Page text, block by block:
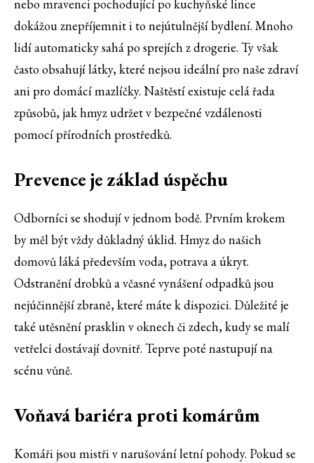
nebo mravenci pochodující po kuchyňské lince
dokážou znepříjemnit i to nejútulnější bydlení. Mnoho
lidí automaticky sahá po sprejích z drogerie. Ty však
často obsahují látky, které nejsou ideální pro naše zdraví
ani pro domácí mazlíčky. Naštěstí existuje celá řada
způsobů, jak hmyz udržet v bezpečné vzdálenosti
pomocí přírodních prostředků.
Prevence je základ úspěchu
Odborníci se shodují v jednom bodě. Prvním krokem
by měl být vždy důkladný úklid. Hmyz do našich
domovů láká především voda, potrava a úkryt.
Odstranění drobků a včasné vynášení odpadků jsou
nejúčinnější zbraně, které máte k dispozici. Důležité je
také utěsnění prasklin v oknech či zdech, kudy se malí
vetřelci dostávají dovnitř. Teprve poté nastupují na
scénu vůně.
Voňavá bariéra proti komárům
Komáři jsou mistři v narušování letní pohody. Pokud se